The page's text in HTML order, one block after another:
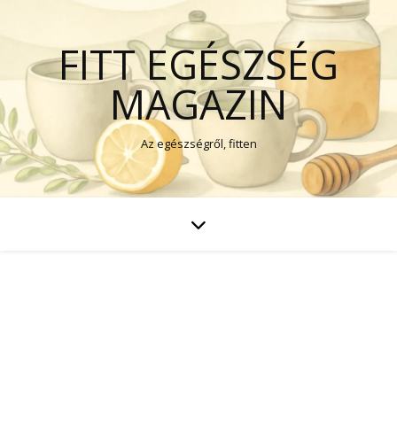
FITT EGÉSZSÉG
MAGAZIN
Az egészségről, fitten